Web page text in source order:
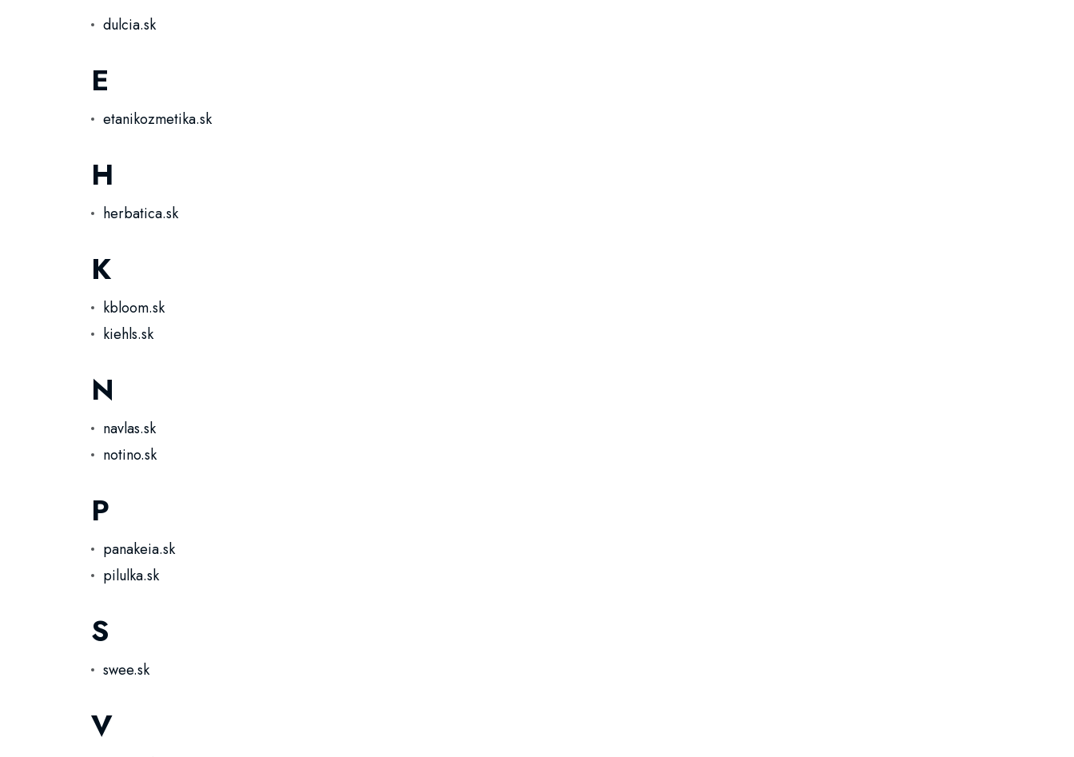
dulcia.sk
E
etanikozmetika.sk
H
herbatica.sk
K
kbloom.sk
kiehls.sk
N
navlas.sk
notino.sk
P
panakeia.sk
pilulka.sk
S
swee.sk
V